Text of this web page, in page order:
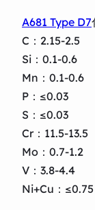
A681 Type D7
C：2.15-2.5
Si：0.1-0.6
Mn：0.1-0.6
P：≤0.03
S：≤0.03
Cr：11.5-13.5
Mo：0.7-1.2
V：3.8-4.4
Ni+Cu：≤0.75